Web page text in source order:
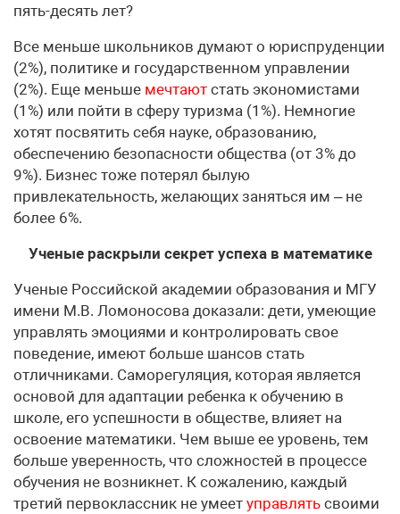
пять-десять лет?
Все меньше школьников думают о юриспруденции
(2%), политике и государственном управлении
(2%). Еще меньше мечтают стать экономистами
(1%) или пойти в сферу туризма (1%). Немногие
хотят посвятить себя науке, образованию,
обеспечению безопасности общества (от 3% до
9%). Бизнес тоже потерял былую
привлекательность, желающих заняться им – не
более 6%.
Ученые раскрыли секрет успеха в математике
Ученые Российской академии образования и МГУ
имени М.В. Ломоносова доказали: дети, умеющие
управлять эмоциями и контролировать свое
поведение, имеют больше шансов стать
отличниками. Саморегуляция, которая является
основой для адаптации ребенка к обучению в
школе, его успешности в обществе, влияет на
освоение математики. Чем выше ее уровень, тем
больше уверенность, что сложностей в процессе
обучения не возникнет. К сожалению, каждый
третий первоклассник не умеет управлять своими